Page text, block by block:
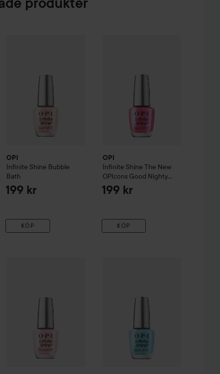
produkter
OPI
Infinite Shine Bubble
Bath
199 kr
KÖP
OPI
Infinite Shine The New
OPIcons Good Nighty
Aphrodite
199 kr
KÖP